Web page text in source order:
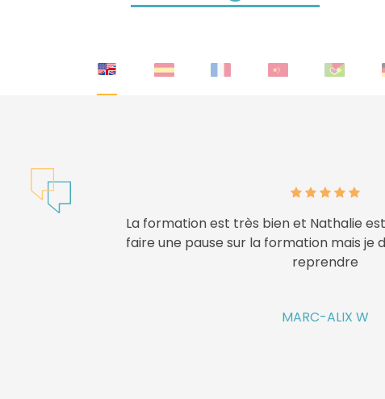
Le Formateur est très à l’écoute , très
contente de notre collaboration, en
formation m’apporte plus
JEAN-CLAUDE G